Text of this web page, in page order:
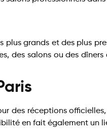
plus grands et des plus
des salons ou des
des réceptions
en fait également